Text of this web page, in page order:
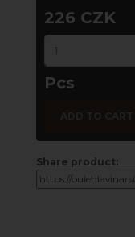
226 CZK
Pcs
Share product: